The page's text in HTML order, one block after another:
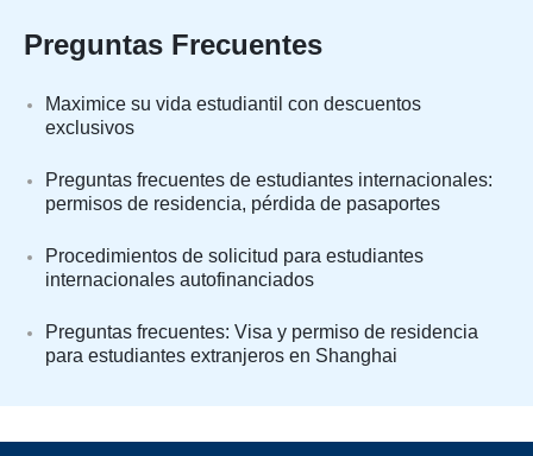
Preguntas Frecuentes
Maximice su vida estudiantil con descuentos
exclusivos
Preguntas frecuentes de estudiantes internacionales:
permisos de residencia, pérdida de pasaportes
Procedimientos de solicitud para estudiantes
internacionales autofinanciados
Preguntas frecuentes: Visa y permiso de residencia
para estudiantes extranjeros en Shanghai